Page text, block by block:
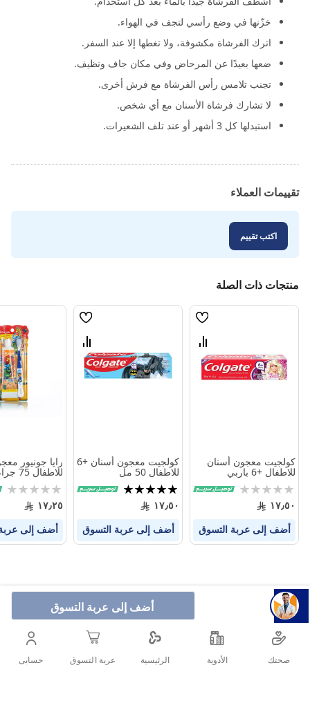
أضف إلى عربة التسوق
خزّنها في وضع رأسي لتجف في الهواء.
اترك الفرشاة مكشوفة، ولا تغطها إلا عند السفر.
ضعها بعيدًا عن المرحاض وفي مكان جاف ونظيف.
تجنب تلامس رأس الفرشاة مع فرش أخرى.
لا تشارك فرشاة الأسنان مع أي شخص.
استبدلها كل 3 أشهر أو عند تلف الشعيرات.
تقييمات العملاء
اكتب تقييم
منتجات ذات الصلة
قائمة
قارن
بين
المنتجات
كولجيت معجون أسنان
للاطفال +6 باربي
Rating:
0%
١٧٫٥٠
أضف إلى عربة التسوق
قائمة
قارن
بين
المنتجات
كولجيت معجون أسنان +6
للاطفال 50 مل
تقييم:
100%
١٧٫٥٠
أضف إلى عربة التسوق
رايا جونيور
للاطفال 75 جرام بالمانجو
Rating:
0%
١٧٫٢٥
أضف إلى
صحتك الأدوية الرئيسية عربة التسوق حسابى